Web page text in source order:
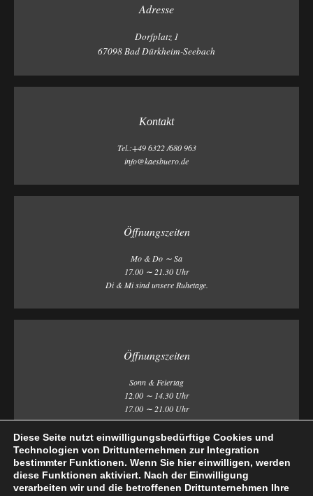
Adresse
Dorfplatz 1
67098 Bad Dürkheim-Seebach
Kontakt
Tel.:+49 6322 /680 963
info@kaesbuero.de
Öffnungszeiten
Mo & Do ∼ Sa
17.00 ∼ 21.30 Uhr
Di & Mi sind unsere Ruhetage.
Öffnungszeiten
Sonn & Feiertag
12.00 ∼ 14.30 Uhr
17.00 ∼ 21.00 Uhr
Diese Seite nutzt einwilligungsbedürftige Cookies und
Technologien von Drittunternehmen zur Integration
bestimmter Funktionen. Wenn Sie hier einwilligen, werden
diese Funktionen aktiviert. Nach der Einwilligung
verarbeiten wir und die betroffenen Drittunternehmen Ihre